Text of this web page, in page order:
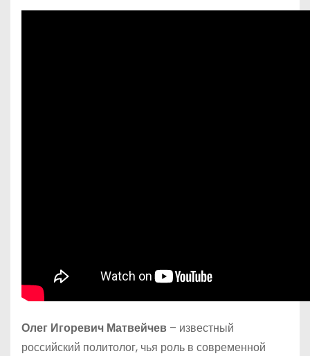
Олег Игоревич Матвейчев – известный
российский политолог, чья роль в современной